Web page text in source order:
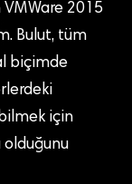
2015
Bulut, tüm
biçimde
için